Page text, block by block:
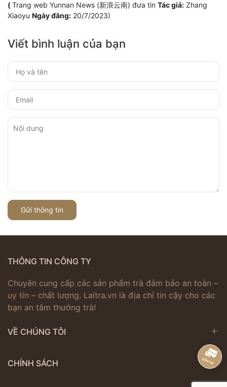
( Trang web Yunnan News (新浪云南) đưa tin Tác giả: Zhang
Xiaoyu Ngày đăng: 20/7/2023)
Viết bình luận của bạn
Gửi thông tin
THÔNG TIN CÔNG TY
Chuyên cung cấp các sản phẩm trà đảm bảo an toàn –
uy tín – chất lượng. Laitra.vn là địa chỉ tin cậy cho các
bạn an tâm thưởng trà!
VỀ CHÚNG TÔI
CHÍNH SÁCH